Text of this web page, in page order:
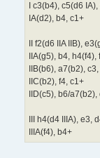
I c3(b4), c5(d6
IA(d2), b4, c1+
II f2(d6 IIA IIB),
IIA(g5), b4, h4(f4),
IIB(b6), a7(b2),
IIC(b2), f4, c1+
IID(c5), b6/
III h4(d4 IIIA), e3,
IIIA(f4), b4+